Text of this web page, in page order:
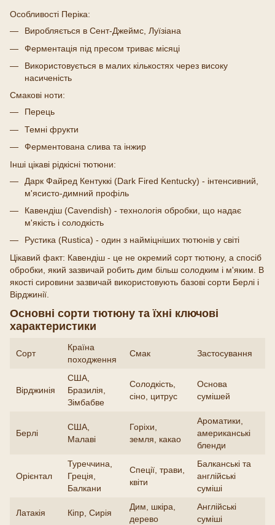
Особливості Періка:
Виробляється в Сент-Джеймс, Луїзіана
Ферментація під пресом триває місяці
Використовується в малих кількостях через високу
насиченість
Смакові ноти:
Перець
Темні фрукти
Ферментована слива та інжир
Інші цікаві рідкісні тютюни:
Дарк Файред Кентуккі (Dark Fired Kentucky) - інтенсивний,
м'ясисто-димний профіль
Кавендіш (Cavendish) - технологія обробки, що надає
м'якість і солодкість
Рустика (Rustica) - один з найміцніших тютюнів у світі
Цікавий факт: Кавендіш - це не окремий сорт тютюну, а спосіб
обробки, який зазвичай робить дим більш солодким і м'яким. В
якості сировини зазвичай використовують базові сорти Берлі і
Вірджинії.
Основні сорти тютюну та їхні ключові
характеристики
Сорт
Країна
походження
Смак Застосування
Вірджинія
США,
Бразилія,
Зімбабве
Солодкість,
сіно, цитрус
Основа
сумішей
Берлі
США,
Малаві
Горіхи,
земля, какао
Ароматики,
американські
бленди
Орієнтал
Туреччина,
Греція,
Балкани
Спеції, трави,
квіти
Балканські та
англійські
суміші
Латакія Кіпр, Сирія
Дим, шкіра,
дерево
Англійські
суміші